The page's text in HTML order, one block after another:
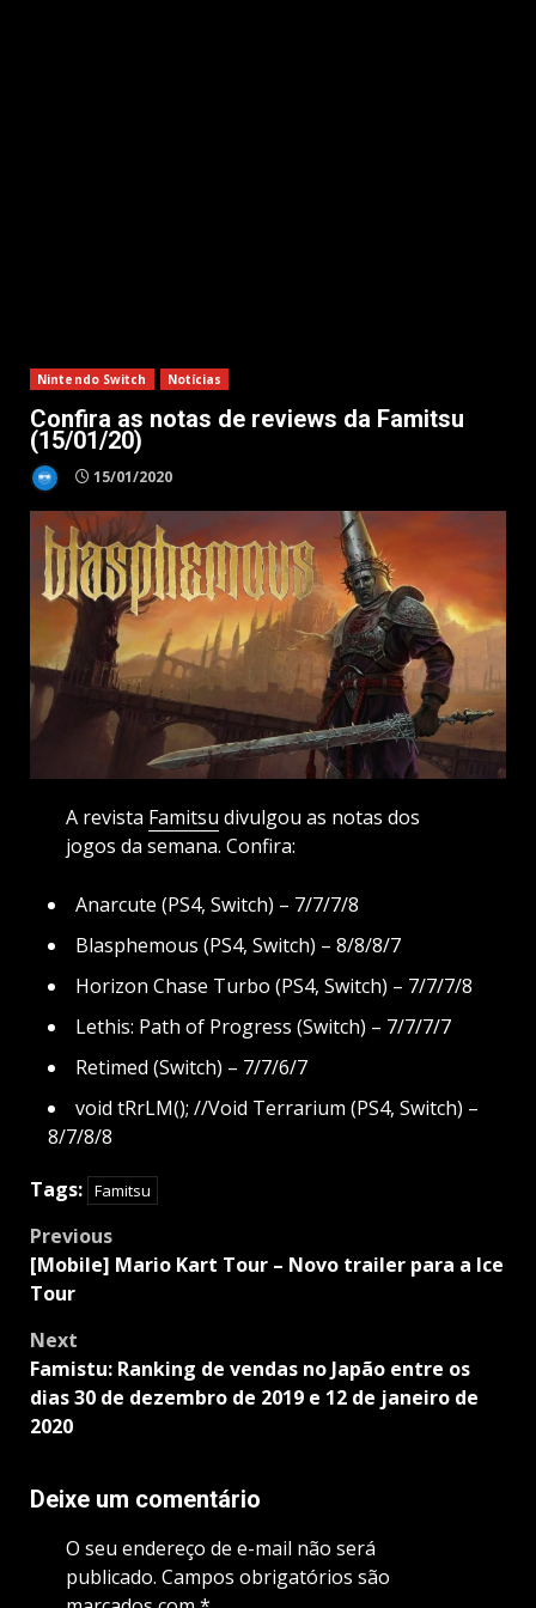
Nintendo Switch Notícias
Confira as notas de reviews da Famitsu
(15/01/20)
15/01/2020
A revista Famitsu divulgou as notas dos
jogos da semana. Confira:
Anarcute (PS4, Switch) – 7/7/7/8
Blasphemous (PS4, Switch) – 8/8/8/7
Horizon Chase Turbo (PS4, Switch) – 7/7/7/8
Lethis: Path of Progress (Switch) – 7/7/7/7
Retimed (Switch) – 7/7/6/7
void tRrLM(); //Void Terrarium (PS4, Switch) –
8/7/8/8
Tags: Famitsu
Post
navigation
Previous
[Mobile] Mario Kart Tour – Novo trailer para a Ice
Tour
Next
Famistu: Ranking de vendas no Japão entre os
dias 30 de dezembro de 2019 e 12 de janeiro de
2020
Deixe um comentário
O seu endereço de e-mail não será
publicado. Campos obrigatórios são